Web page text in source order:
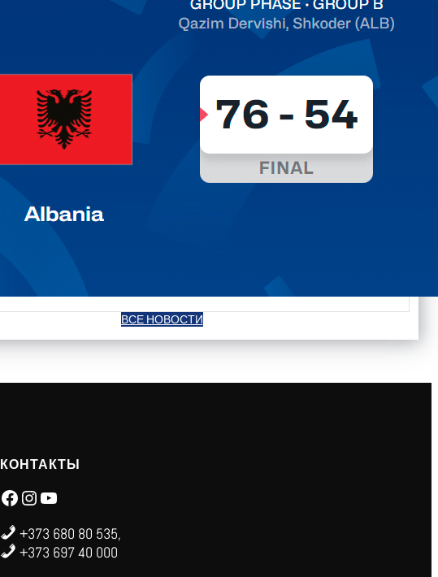
ВСЕ НОВОСТИ
КОНТАКТЫ
Facebook Instagram YouTube
+373 680 80 535,
+373 697 40 000